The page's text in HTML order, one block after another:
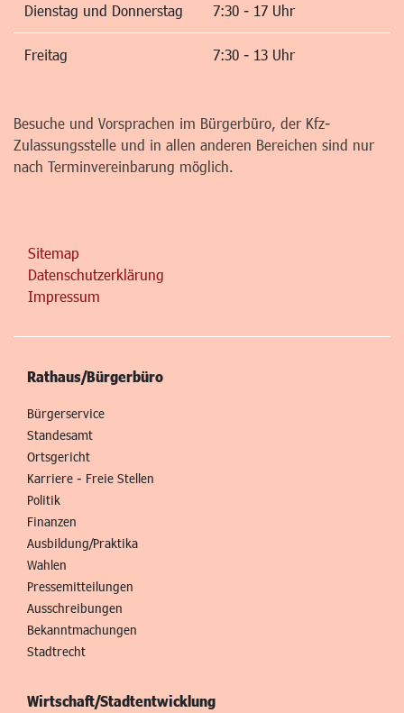
Dienstag und Donnerstag 7:30 - 17 Uhr
Freitag 7:30 - 13 Uhr
Besuche und Vorsprachen im Bürgerbüro, der Kfz-
Zulassungsstelle und in allen anderen Bereichen sind nur
nach Terminvereinbarung möglich.
Sitemap
Datenschutzerklärung
Impressum
Rathaus/Bürgerbüro
Bürgerservice
Standesamt
Ortsgericht
Karriere - Freie Stellen
Politik
Finanzen
Ausbildung/Praktika
Wahlen
Pressemitteilungen
Ausschreibungen
Bekanntmachungen
Stadtrecht
Wirtschaft/Stadtentwicklung